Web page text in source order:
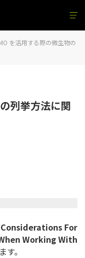
を活用する際の微生物の
列挙方法に関
Considerations For
Working With
。